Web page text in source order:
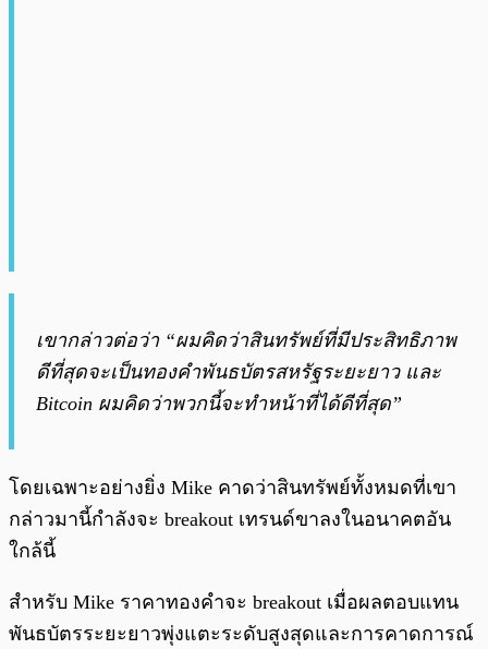
เขากล่าวต่อว่า “ผมคิดว่าสินทรัพย์ที่มีประสิทธิภาพ
ดีที่สุดจะเป็นทองคำพันธบัตรสหรัฐระยะยาว และ
Bitcoin ผมคิดว่าพวกนี้จะทำหน้าที่ได้ดีที่สุด”
โดยเฉพาะอย่างยิ่ง Mike คาดว่าสินทรัพย์ทั้งหมดที่เขา
กล่าวมานี้กำลังจะ breakout เทรนด์ขาลงในอนาคตอัน
ใกล้นี้
สำหรับ Mike ราคาทองคำจะ breakout เมื่อผลตอบแทน
พันธบัตรระยะยาวพุ่งแตะระดับสูงสุดและการคาดการณ์